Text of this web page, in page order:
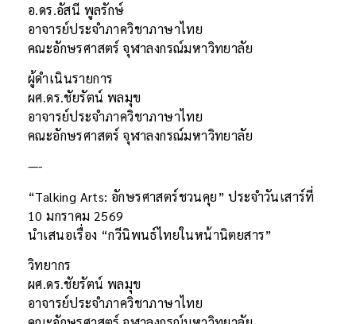
อ.ดร.อัสนี พูลรักษ์
อาจารย์ประจำภาควิชาภาษาไทย
คณะอักษรศาสตร์ จุฬาลงกรณ์มหาวิทยาลัย
ผู้ดำเนินรายการ
ผศ.ดร.ชัยรัตน์ พลมุข
อาจารย์ประจำภาควิชาภาษาไทย
คณะอักษรศาสตร์ จุฬาลงกรณ์มหาวิทยาลัย
—-
“Talking Arts: อักษรศาสตร์ชวนคุย” ประจำวันเสาร์ที่
10 มกราคม 2569
นำเสนอเรื่อง “กวีนิพนธ์ไทยในหน้านิตยสาร”
วิทยากร
ผศ.ดร.ชัยรัตน์ พลมุข
อาจารย์ประจำภาควิชาภาษาไทย